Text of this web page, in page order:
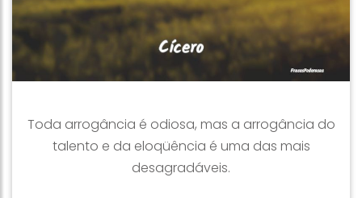
Toda arrogância é odiosa, mas a arrogância do
talento e da eloqüência é uma das mais
desagradáveis.